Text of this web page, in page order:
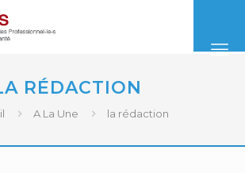
RÉDACTION
A La Une la rédaction